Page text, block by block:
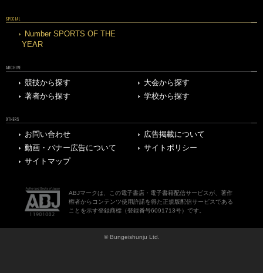
SPECIAL
Number SPORTS OF THE
YEAR
ARCHIVE
競技から探す
大会から探す
著者から探す
学校から探す
OTHERS
お問い合わせ
広告掲載について
動画・バナー広告について
サイトポリシー
サイトマップ
ABJマークは、この電子書店・電子書籍配信サービスが、著作
権者からコンテンツ使用許諾を得た正規版配信サービスである
ことを示す登録商標（登録番号6091713号）です。
© Bungeishunju Ltd.